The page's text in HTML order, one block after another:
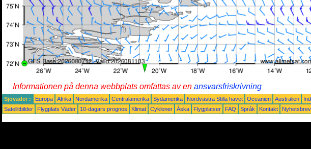
Informationen på denna webbplats omfattas av en ansvarsfriskrivning
Sjöväder : Europa Afrika Nordamerika Centralamerika Sydamerika Nordvästra Stilla havet Oceanien Australien
Satellitbilder
Flygplats Väder 10-dagars prognos Klimat Cykloner Åska Flygplatser FAQ Språk Kontakt Nyhetsbrev